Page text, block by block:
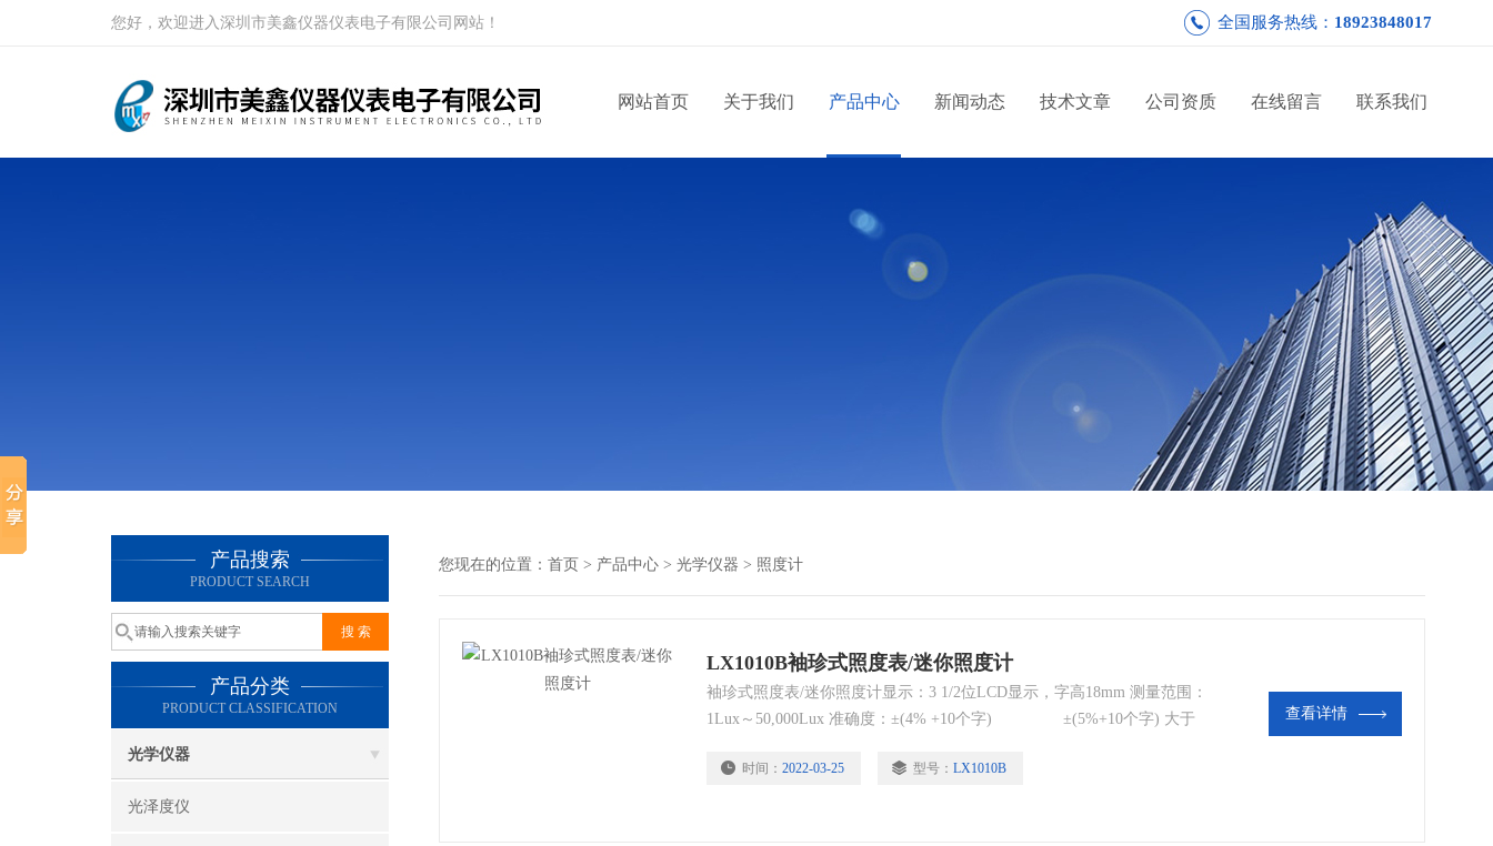
您好，欢迎进入深圳市美鑫仪器仪表电子有限公司网站！ 全国服务热线： 18923848017
网站首页 关于我们 产品中心 新闻动态 技术文章 公司资质 在线留言 联系我们
产品搜索
PRODUCT SEARCH
产品分类
PRODUCT CLASSIFICATION
光学仪器
光泽度仪
您现在的位置： 首页 > 产品中心 > 光学仪器 > 照度计
LX1010B袖珍式照度表/迷你照度计
袖珍式照度表/迷你照度计显示：3 1/2位LCD显示，字高18mm 测量范围：
1Lux～50,000Lux 准确度：±(4% +10个字) ±(5%+10个字) 大于
时间： 2022-03-25 型号： LX1010B
查看详情